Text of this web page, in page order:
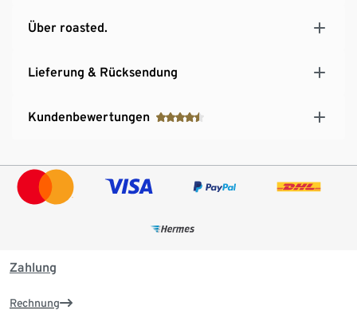
Über roasted.
Lieferung & Rücksendung
Kundenbewertungen
Zahlung
Rechnung